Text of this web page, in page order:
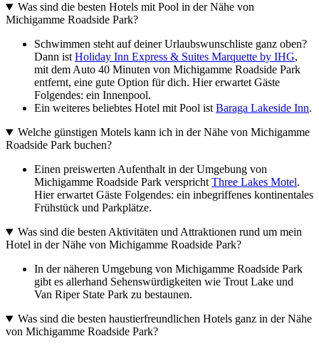
Was sind die besten Hotels mit Pool in der Nähe von
Michigamme Roadside Park?
Schwimmen steht auf deiner Urlaubswunschliste ganz oben?
Dann istHoliday Inn Express & Suites Marquette by IHG,
mit dem Auto 40 Minuten von Michigamme Roadside Park
entfernt, eine gute Option für dich. Hier erwartet Gäste
Folgendes: ein Innenpool.
Ein weiteres beliebtes Hotel mit Pool istBaraga Lakeside Inn.
Welche günstigen Motels kann ich in der Nähe von Michigamme
Roadside Park buchen?
Einen preiswerten Aufenthalt in der Umgebung von
Michigamme Roadside Park versprichtThree Lakes Motel.
Hier erwartet Gäste Folgendes: ein inbegriffenes kontinentales
Frühstück und Parkplätze.
Was sind die besten Aktivitäten und Attraktionen rund um mein
Hotel in der Nähe von Michigamme Roadside Park?
In der näheren Umgebung von Michigamme Roadside Park
gibt es allerhand Sehenswürdigkeiten wie Trout Lake und
Van Riper State Park zu bestaunen.
Was sind die besten haustierfreundlichen Hotels ganz in der Nähe
von Michigamme Roadside Park?